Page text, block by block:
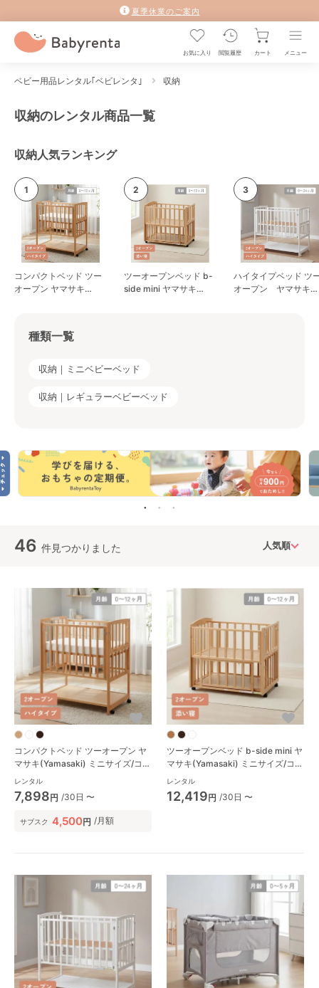
夏季休業のご案内
お気に入り 閲覧履歴 カート メニュー
ベビー用品レンタル｢ベビレンタ｣ 収納
収納のレンタル商品一覧
収納人気ランキング
コンパクトベッド ツー
オープン ヤマサキ
ツーオープンベッド b-
side mini ヤマサキ
ハイタイプベッド ツ
オープン ヤマサキ
種類一覧
収納｜ミニベビーベッド
収納｜レギュラーベビーベッド
46 件見つかりました
コンパクトベッド ツーオープン ヤ
マサキ(Yamasaki) ミニサイズ/コン
パクトベビーベッド
レンタル
7,898円 /30日 〜
サブスク 4,500円 /月額
ツーオープンベッド b-side mini ヤ
マサキ(Yamasaki) ミニサイズ/コン
パクトベビーベッド
レンタル
12,419円 /30日 〜